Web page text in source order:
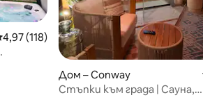
оценка: 4,97 от 5, 118 отзива
4,97 (118)
Дом – Conway
Стъпки към града | Сауна,